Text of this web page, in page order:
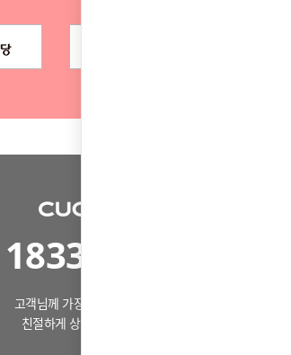
1833-8667
고객님께 가장 알맞은 제품으로
친절하게 상담드리겠습니다.